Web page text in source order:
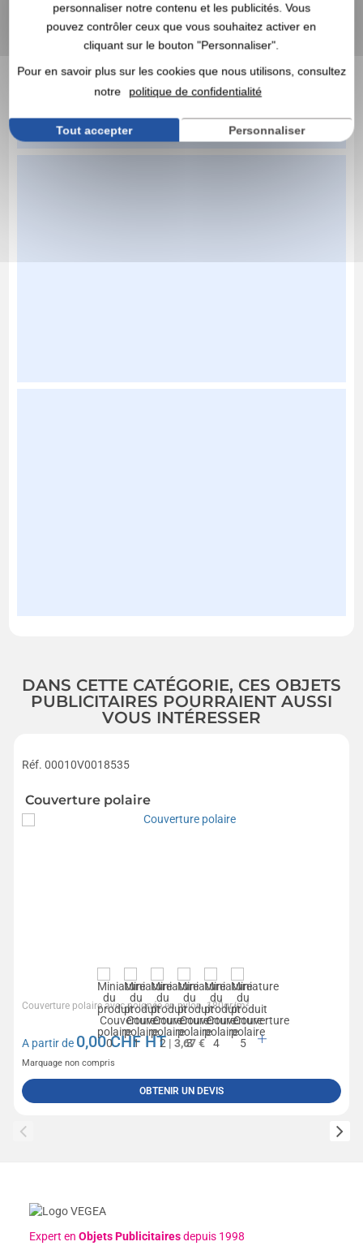
DANS CETTE CATÉGORIE, CES OBJETS
PUBLICITAIRES POURRAIENT AUSSI
VOUS INTÉRESSER
Réf. 00010V0018535
Couverture polaire
Couverture polaire avec poignée en nylon. 180gr/m².
A partir de 0,00CHF HT | 3,67 €
Marquage non compris
OBTENIR UN DEVIS
Expert enObjets Publicitairesdepuis 1998
personnaliser notre contenu et les publicités. Vous
pouvez contrôler ceux que vous souhaitez activer en
cliquant sur le bouton "Personnaliser".
Pour en savoir plus sur les cookies que nous utilisons, consultez
notre
politique de confidentialité
Tout accepter Personnaliser